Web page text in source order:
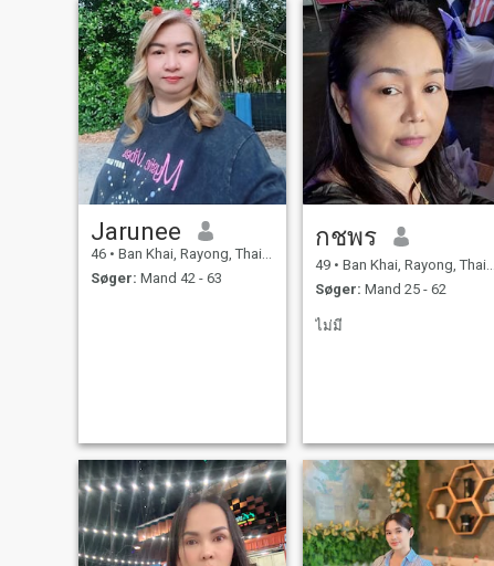
Jarunee
46 • Ban Khai, Rayong, Thailand
Søger: Mand 42 - 63
กชพร
49 • Ban Khai, Rayong, Thailand
Søger: Mand 25 - 62
ไม่มี